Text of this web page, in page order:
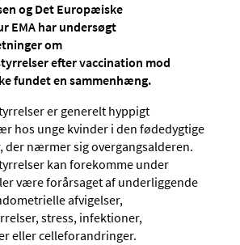
og Det Europæiske
EMA har undersøgt
om
efter vaccination mod
fundet en sammenhæng.
er generelt hyppigt
hos unge kvinder i den fødedygtige
der nærmer sig overgangsalderen.
kan forekomme under
være forårsaget af underliggende
afvigelser,
stress, infektioner,
eller celleforandringer.